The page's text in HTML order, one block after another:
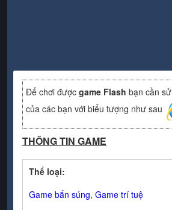
Để chơi được game Flash bạn cần
của các bạn với biểu tượng như sau
THÔNG TIN GAME
Thể loại:
Game bắn súng, Game trí tuệ